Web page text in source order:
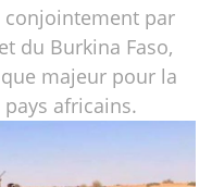
conjointement par
du Burkina Faso,
majeur pour la
africains.